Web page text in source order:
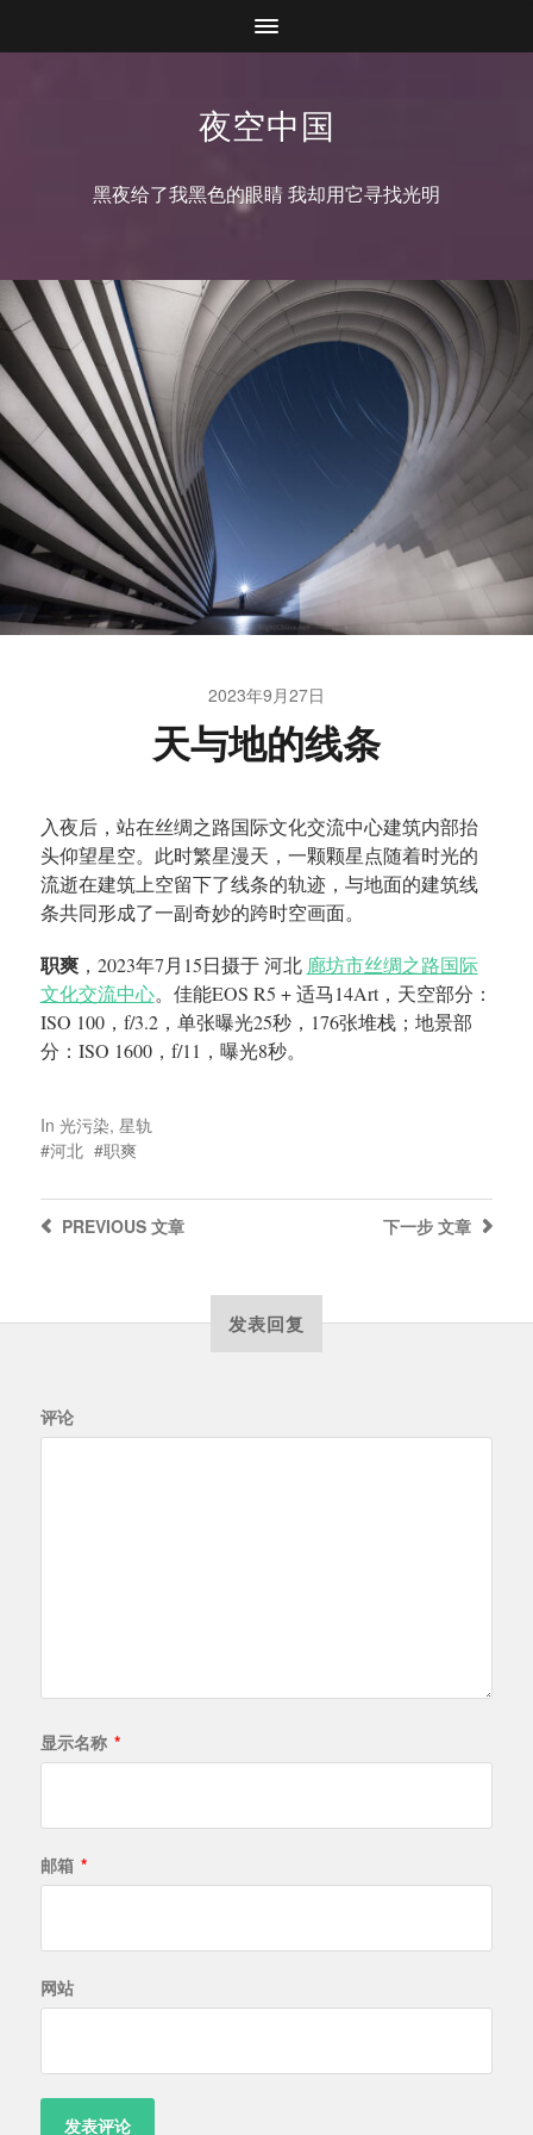
夜空中国
黑夜给了我黑色的眼睛 我却用它寻找光明
2023年9月27日
天与地的线条
入夜后，站在丝绸之路国际文化交流中心建筑内部抬
头仰望星空。此时繁星漫天，一颗颗星点随着时光的
流逝在建筑上空留下了线条的轨迹，与地面的建筑线
条共同形成了一副奇妙的跨时空画面。
职爽，2023年7月15日摄于 河北 廊坊市丝绸之路国际
文化交流中心。佳能EOS R5 + 适马14Art，天空部分：
ISO 100，f/3.2，单张曝光25秒，176张堆栈；地景部
分：ISO 1600，f/11，曝光8秒。
In 光污染, 星轨
河北
职爽
下一步 文章
PREVIOUS文章
发表回复
评论
显示名称 *
邮箱 *
网站